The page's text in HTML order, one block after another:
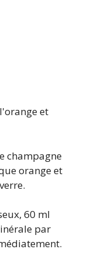
et
champagne
orange et
60 ml
par